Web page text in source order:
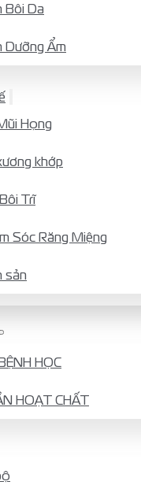
Bôi Da
Dưỡng Ẩm
Họng
khớp
Trĩ
Sóc Răng Miệng
sản
HỌC
HOẠT CHẤT